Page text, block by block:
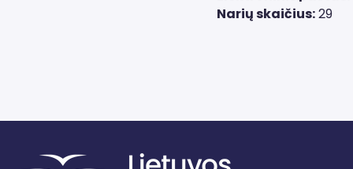
Narių skaičius:29